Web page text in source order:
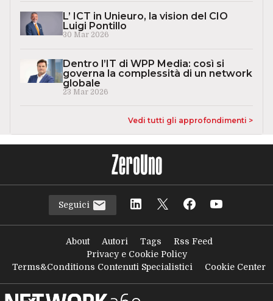
L’ ICT in Unieuro, la vision del CIO
Luigi Pontillo
30 Mar 2026
Dentro l’IT di WPP Media: così si
governa la complessità di un network
globale
23 Mar 2026
Vedi tutti gli approfondimenti >
Seguici
About Autori Tags
Rss Feed
Privacy e Cookie Policy
Terms&Conditions Contenuti Specialistici
Cookie Center